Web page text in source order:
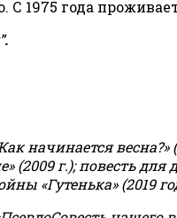
С 1975 года
начинается весна?»
(2009 г.); повесть
«Гутенька» (2019